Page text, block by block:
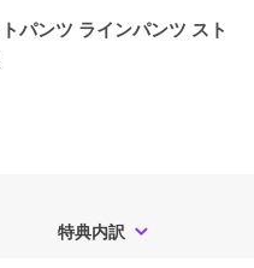
パンツ ラインパンツ スト
特典内訳